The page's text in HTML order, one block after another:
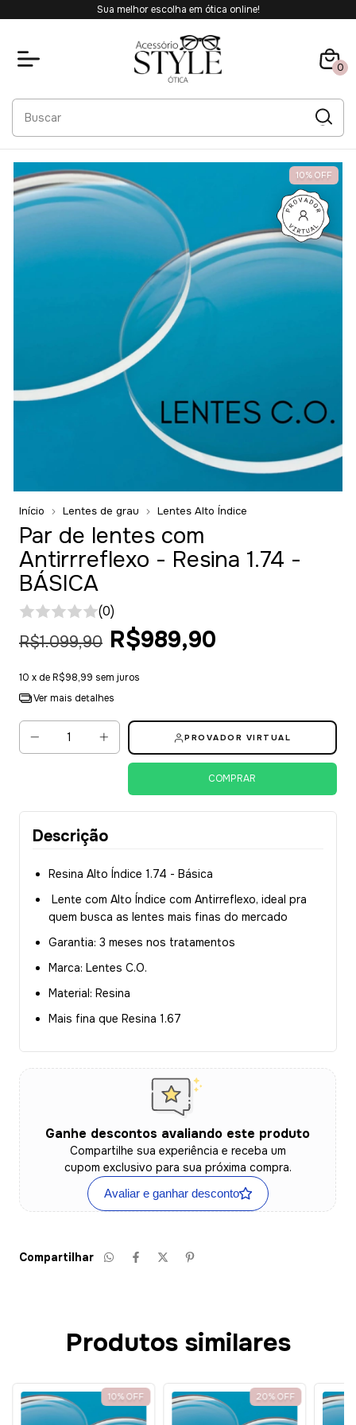
Sua melhor escolha em ótica online!
0
10% OFF
Início Lentes de grau Lentes Alto Índice
Par de lentes com
Antirrreflexo - Resina 1.74 -
BÁSICA
(0)
R$1.099,90 R$989,90
10 x deR$98,99 sem juros
Ver mais detalhes
PROVADOR VIRTUAL
Descrição
Resina Alto Índice 1.74 - Básica
Lente com Alto Índice com Antirreflexo, ideal pra
quem busca as lentes mais finas do mercado
Garantia: 3 meses nos tratamentos
Marca: Lentes C.O.
Material: Resina
Mais fina que Resina 1.67
Ganhe descontos avaliando este produto
Compartilhe sua experiência e receba um
cupom exclusivo para sua próxima compra.
Avaliar e ganhar desconto
Compartilhar
Produtos similares
10%OFF 20%OFF